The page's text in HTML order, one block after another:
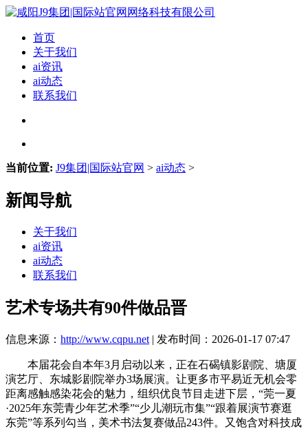
首页
关于我们
ai资讯
ai动态
联系我们
当前位置: J9集团|国际站官网 > ai动态 >
新闻导航
关于我们
ai资讯
ai动态
联系我们
艺术专场共有90件做品晋
信息来源： http://www.cqpu.net | 发布时间：2026-01-17 07:47
本届花会自本年3月启动以来，正在石碣镇影剧院、塘厦
演艺厅、东城影剧院举办3场展演。让更多市平易近无机会零
距离感触感染花会的魅力，组织优良节目走进下层，“莞一夏
·2025年东莞青少年艺术季”“少儿潮玩市集”“跟着展演节赛逛
东莞”等系列勾当，美术书法复赛做品243件。又饱含对科技成